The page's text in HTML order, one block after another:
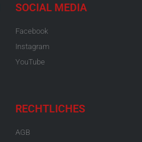
SOCIAL MEDIA
Facebook
Instagram
YouTube
RECHTLICHES
AGB